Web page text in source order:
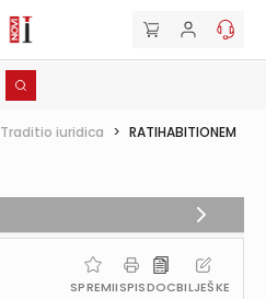
Traditio iuridica > RATIHABITIONEM
SPREMIISPISDOCBILJEŠKE